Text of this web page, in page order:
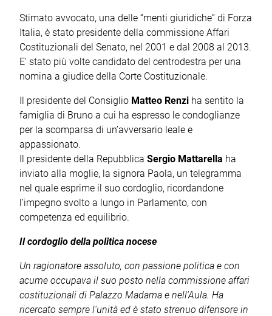
Stimato avvocato, una delle “menti giuridiche” di Forza
Italia, è stato presidente della commissione Affari
Costituzionali del Senato, nel 2001 e dal 2008 al 2013.
E' stato più volte candidato del centrodestra per una
nomina a giudice della Corte Costituzionale.
Il presidente del Consiglio Matteo Renzi ha sentito la
famiglia di Bruno a cui ha espresso le condoglianze
per la scomparsa di un’avversario leale e
appassionato.
Il presidente della Repubblica Sergio Mattarella ha
inviato alla moglie, la signora Paola, un telegramma
nel quale esprime il suo cordoglio, ricordandone
l’impegno svolto a lungo in Parlamento, con
competenza ed equilibrio.
Il cordoglio della politica nocese
Un ragionatore assoluto, con passione politica e con
acume occupava il suo posto nella commissione affari
costituzionali di Palazzo Madama e nell'Aula. Ha
ricercato sempre l'unità ed è stato strenuo difensore in